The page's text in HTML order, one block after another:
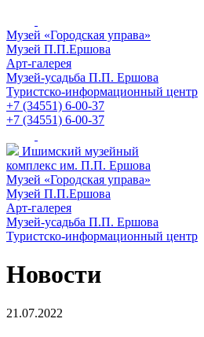
Музей «Городская управа»
Музей П.П.Ершова
Арт-галерея
Музей-усадьба П.П. Ершова
Туристско-информационный центр
+7 (34551) 6-00-37
+7 (34551) 6-00-37
Ишимский музейный
комплекс им. П.П. Ершова
Музей «Городская управа»
Музей П.П.Ершова
Арт-галерея
Музей-усадьба П.П. Ершова
Туристско-информационный центр
Новости
21.07.2022